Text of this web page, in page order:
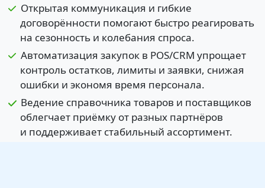
Открытая коммуникация и гибкие
договорённости помогают быстро реагировать
на сезонность и колебания спроса.
Автоматизация закупок в POS/CRM упрощает
контроль остатков, лимиты и заявки, снижая
ошибки и экономя время персонала.
Ведение справочника товаров и поставщиков
облегчает приёмку от разных партнёров
и поддерживает стабильный ассортимент.